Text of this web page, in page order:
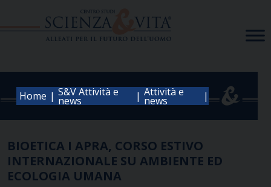
Home | S&V Attività e
news | Attività e
news |
BIOETICA I APRA, CORSO ESTIVO
INTERNAZIONALE SU AMBIENTE ED
ECOLOGIA UMANA